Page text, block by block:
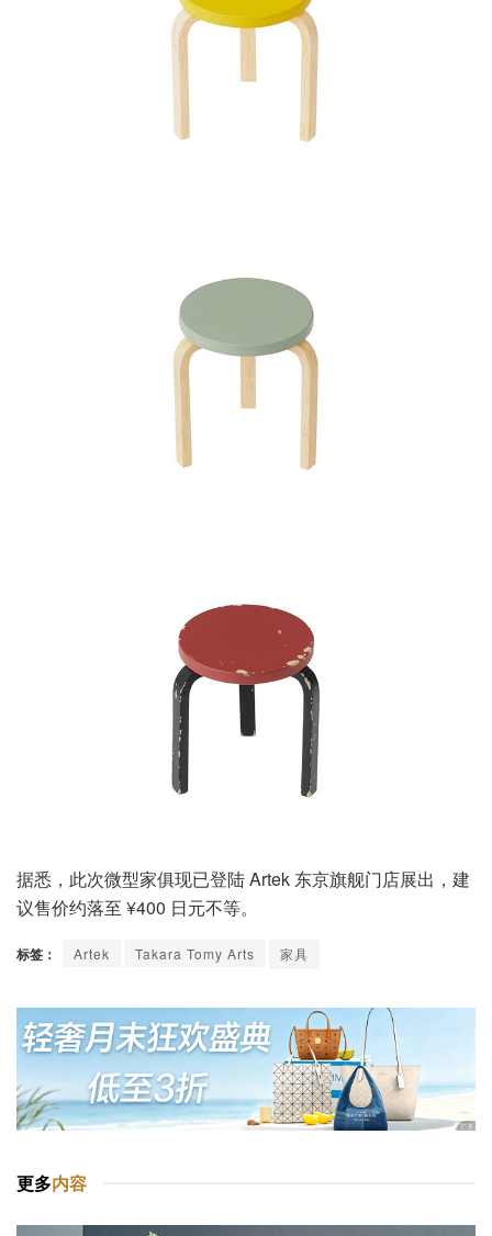
据悉，此次微型家俱现已登陆 Artek 东京旗舰门店展出，建
议售价约落至 ¥400 日元不等。
标签： Artek Takara Tomy Arts 家具
更多内容